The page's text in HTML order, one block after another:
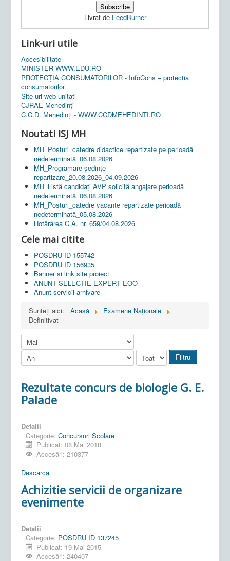
Livrat de FeedBurner
Link-uri utile
Accesibilitate
MINISTER-WWW.EDU.RO
PROTECȚIA CONSUMATORILOR - InfoCons – protectia
consumatorilor
Site-uri web unitati
CJRAE Mehedinți
C.C.D. Mehedinţi - WWW.CCDMEHEDINTI.RO
Noutati ISJ MH
MH_Posturi_catedre didactice repartizate pe perioadă
nedeterminată_06.08.2026
MH_Programare ședințe
repartizare_20.08.2026_04.09.2026
MH_Listă candidați AVP solicită angajare perioadă
nedeterminată_06.08.2026
MH_Posturi_catedre vacante repartizate perioadă
nedeterminată_05.08.2026
Hotărârea C.A. nr. 659/04.08.2026
Cele mai citite
POSDRU ID 155742
POSDRU ID 156935
Banner si link site proiect
ANUNT SELECTIE EXPERT EOO
Anunt servicii arhivare
Sunteți aici:
Acasă
Examene Naționale
Definitivat
Filtru
Rezultate concurs de biologie G. E.
Palade
Detalii
Categorie: Concursuri Scolare
Publicat: 08 Mai 2018
Accesări: 210377
Descarca
Achizitie servicii de organizare
evenimente
Detalii
Categorie: POSDRU ID 137245
Publicat: 19 Mai 2015
Accesări: 240407